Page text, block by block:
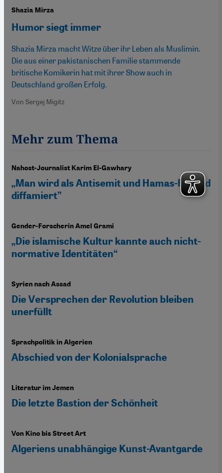
Shazia Mirza
Humor siegt immer
Shazia Mirza macht Witze über ihr Leben als Muslimin.
Die aus einer pakistanischen Familie stammende
britische Komikerin hat mit ihrer Show auch in
Deutschland großen Erfolg.
Von Sergej Migitz
Mehr zum Thema
Nahost-Journalist Karim El-Gawhary
„Man wird als Antisemit und Hamas-Freund
diffamiert”
Gender-Forscherin Amel Grami
„Die islamische Kultur kannte auch nicht-
normative Identitäten“
Syrien nach Assad
Die Versprechen der Revolution bleiben
unerfüllt
Sprachpolitik in Algerien
Abschied von der Kolonialsprache
Literatur im Jemen
Die letzte Bastion der Schönheit
Von Kino bis Street Art
Algeriens unabhängige Kunst-Avantgarde